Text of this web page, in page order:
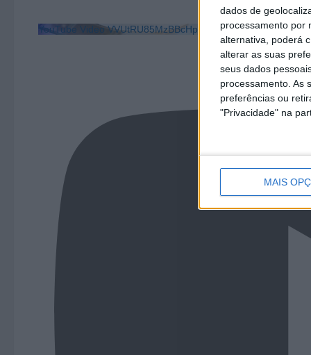
dados de
processamento por
alternativa, poderá
alterar as suas
seus dados
processamento. As
preferências ou
"Privacidade" na
MAIS
YouTube Video